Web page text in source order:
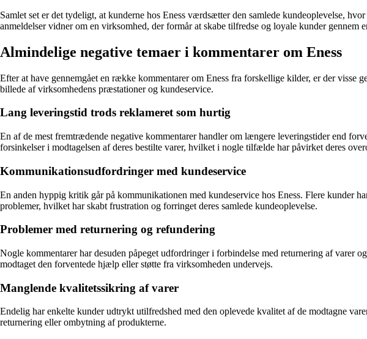
Samlet set er det tydeligt, at kunderne hos Eness værdsætter den samlede kundeoplevelse,
anmeldelser vidner om en virksomhed, der formår at skabe tilfredse og loyale kunder gennem
Almindelige negative temaer i kommentarer om Eness
Efter at have gennemgået en række kommentarer om Eness fra forskellige kilder, er der visse
billede af virksomhedens præstationer og kundeservice.
Lang leveringstid trods reklameret som hurtig
En af de mest fremtrædende negative kommentarer handler om længere leveringstider end
forsinkelser i modtagelsen af deres bestilte varer, hvilket i nogle tilfælde har påvirket deres
Kommunikationsudfordringer med kundeservice
En anden hyppig kritik går på kommunikationen med kundeservice hos Eness. Flere kunder
problemer, hvilket har skabt frustration og forringet deres samlede kundeoplevelse.
Problemer med returnering og refundering
Nogle kommentarer har desuden påpeget udfordringer i forbindelse med returnering af
modtaget den forventede hjælp eller støtte fra virksomheden undervejs.
Manglende kvalitetssikring af varer
Endelig har enkelte kunder udtrykt utilfredshed med den oplevede kvalitet af de modtagne
returnering eller ombytning af produkterne.